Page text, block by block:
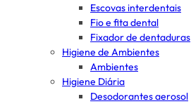
Escovas interdentais
Fio e fita dental
Fixador de dentaduras
Higiene de Ambientes
Ambientes
Higiene Diária
Desodorantes aerosol